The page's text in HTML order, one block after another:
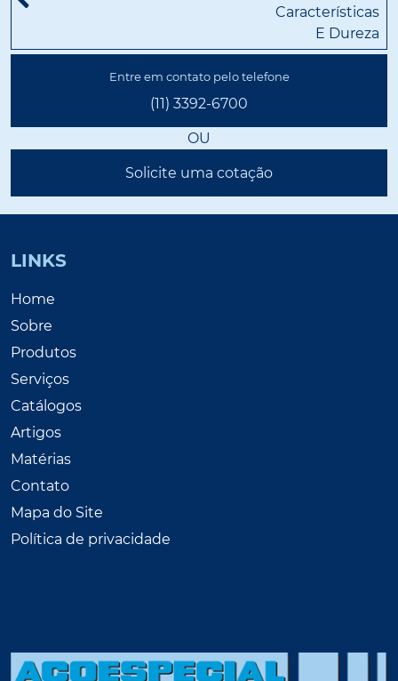
Características
E Dureza
Entre em contato pelo telefone
(11) 3392-6700
OU
Solicite uma cotação
LINKS
Home
Sobre
Produtos
Serviços
Catálogos
Artigos
Matérias
Contato
Mapa do Site
Política de privacidade